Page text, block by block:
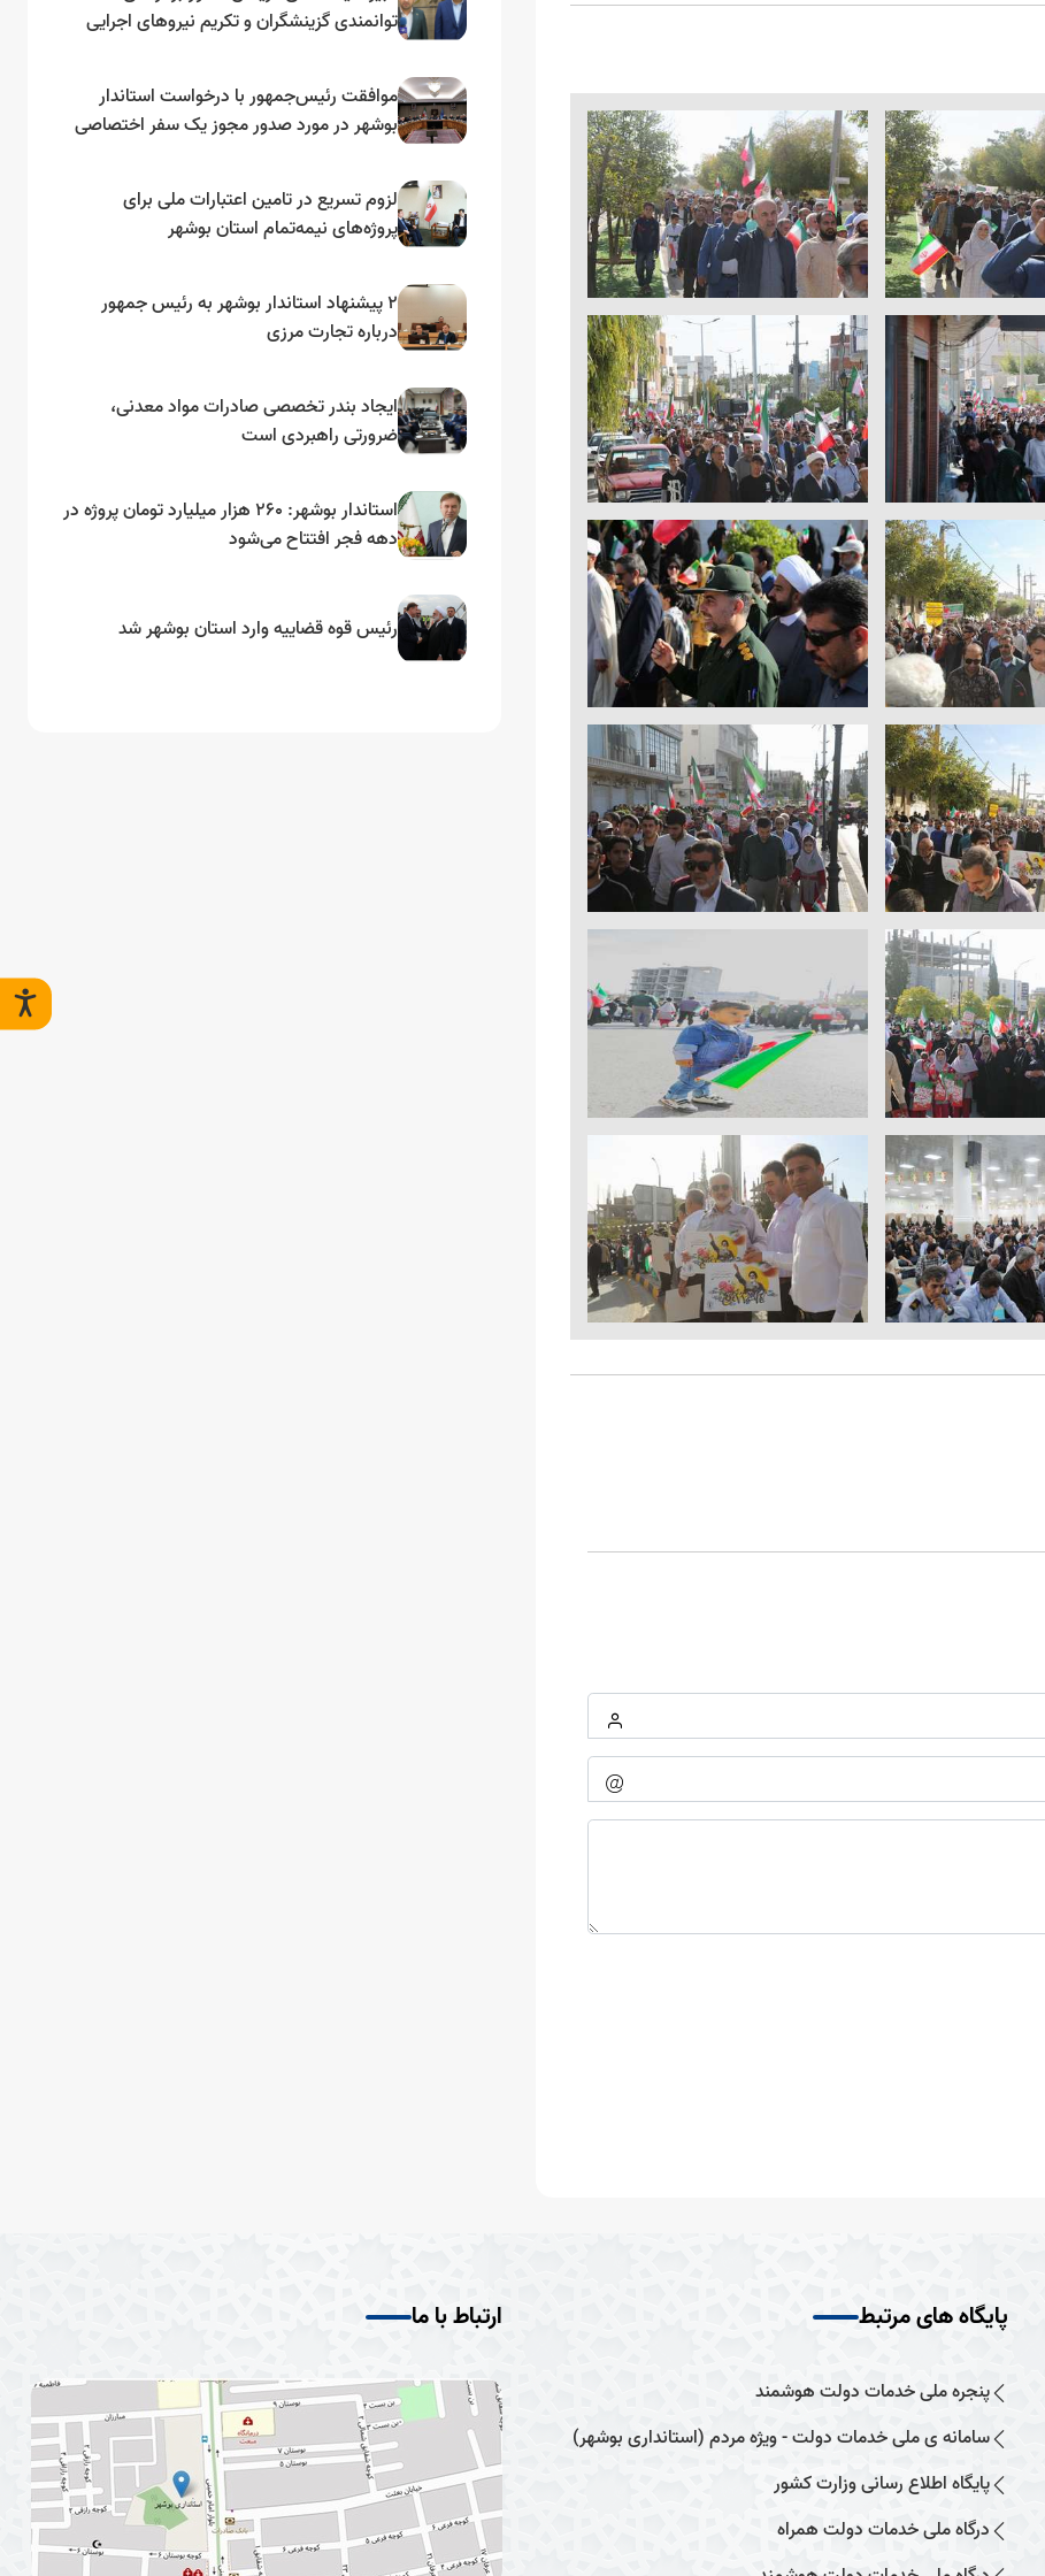
توانمندی گزینشگران و تکریم نیروهای اجرایی
موافقت رئیس‌جمهور با درخواست استاندار
بوشهر در مورد صدور مجوز یک سفر اختصاصی
لزوم تسریع در تامین اعتبارات ملی برای
پروژه‌های نیمه‌تمام استان بوشهر
۲ پیشنهاد استاندار بوشهر به رئیس جمهور
درباره تجارت مرزی
ایجاد بندر تخصصی صادرات مواد معدنی،
ضرورتی راهبردی است
استاندار بوشهر: ۲۶۰ هزار میلیارد تومان پروژه در
دهه فجر افتتاح می‌شود
رئیس قوه قضاییه وارد استان بوشهر شد
پایگاه های مرتبط
پنجره ملی خدمات دولت هوشمند
سامانه ی ملی خدمات دولت - ویژه مردم (استانداری بوشهر)
پایگاه اطلاع رسانی وزارت کشور
درگاه ملی خدمات دولت همراه
ارتباط با ما